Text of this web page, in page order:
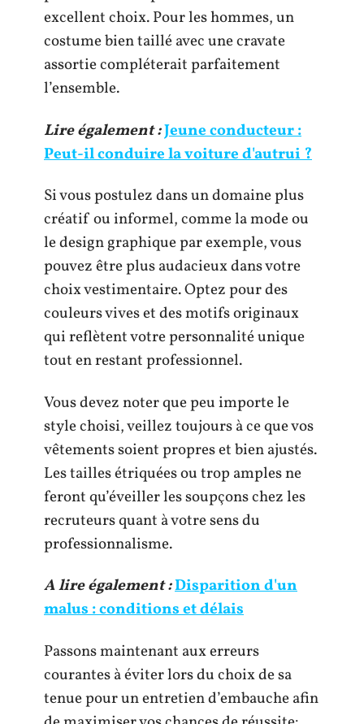
excellent choix. Pour les hommes, un
costume bien taillé avec une cravate
assortie compléterait parfaitement
l’ensemble.
Lire également :Jeune conducteur :
Peut-il conduire la voiture d'autrui ?
Si vous postulez dans un domaine plus
créatif ou informel, comme la mode ou
le design graphique par exemple, vous
pouvez être plus audacieux dans votre
choix vestimentaire. Optez pour des
couleurs vives et des motifs originaux
qui reflètent votre personnalité unique
tout en restant professionnel.
Vous devez noter que peu importe le
style choisi, veillez toujours à ce que vos
vêtements soient propres et bien ajustés.
Les tailles étriquées ou trop amples ne
feront qu’éveiller les soupçons chez les
recruteurs quant à votre sens du
professionnalisme.
A lire également :Disparition d'un
malus : conditions et délais
Passons maintenant aux erreurs
courantes à éviter lors du choix de sa
tenue pour un entretien d’embauche afin